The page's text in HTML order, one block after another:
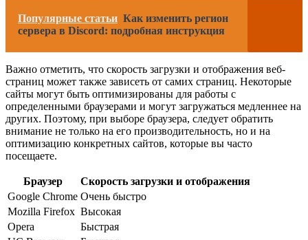
Популярные статьи Как изменить регион
сервера в Discord: подробная инструкция
Важно отметить, что скорость загрузки и отображения веб-
страниц может также зависеть от самих страниц. Некоторые
сайты могут быть оптимизированы для работы с
определенными браузерами и могут загружаться медленнее на
других. Поэтому, при выборе браузера, следует обратить
внимание не только на его производительность, но и на
оптимизацию конкретных сайтов, которые вы часто
посещаете.
Браузер
Скорость загрузки и отображения
Google Chrome Очень быстро
Mozilla Firefox Высокая
Opera
Быстрая